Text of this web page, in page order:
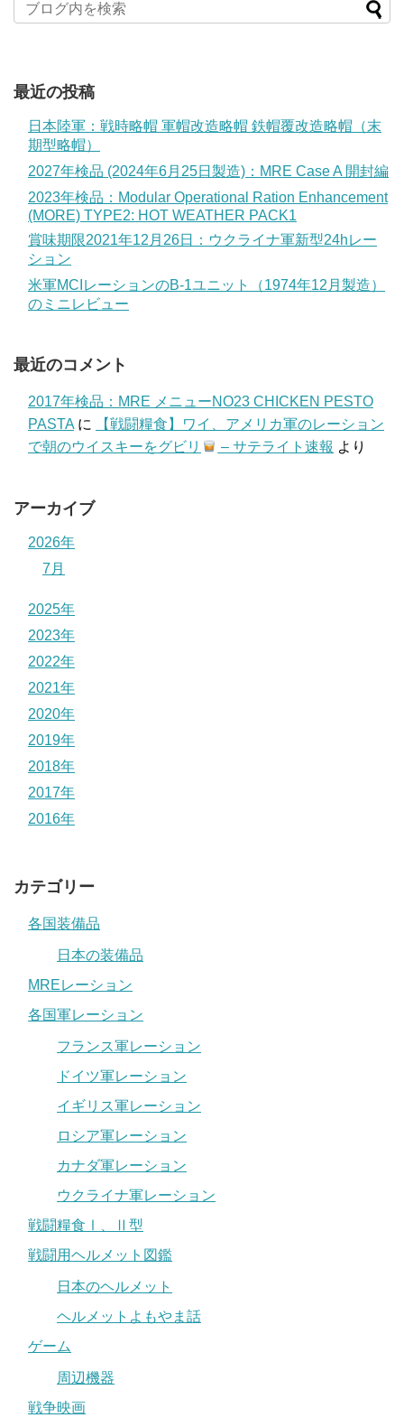
最近の投稿
日本陸軍：戦時略帽 軍帽改造略帽 鉄帽覆改造略帽（末
期型略帽）
2027年検品 (2024年6月25日製造)：MRE Case A 開封編
2023年検品：Modular Operational Ration Enhancement
(MORE) TYPE2: HOT WEATHER PACK1
賞味期限2021年12月26日：ウクライナ軍新型24hレー
ション
米軍MCIレーションのB-1ユニット（1974年12月製造）
のミニレビュー
最近のコメント
2017年検品：MRE メニューNO23 CHICKEN PESTO
PASTA に
【戦闘糧食】ワイ、アメリカ軍のレーション
で朝のウイスキーをグビリ
– サテライト速報 より
アーカイブ
2026年
7月
2025年
2023年
2022年
2021年
2020年
2019年
2018年
2017年
2016年
カテゴリー
各国装備品
日本の装備品
MREレーション
各国軍レーション
フランス軍レーション
ドイツ軍レーション
イギリス軍レーション
ロシア軍レーション
カナダ軍レーション
ウクライナ軍レーション
戦闘糧食Ⅰ、Ⅱ型
戦闘用ヘルメット図鑑
日本のヘルメット
ヘルメットよもやま話
ゲーム
周辺機器
戦争映画